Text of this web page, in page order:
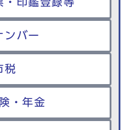
・印鑑登録等
ンバー
税
・年金